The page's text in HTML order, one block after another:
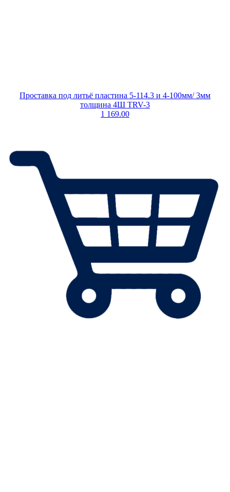
Проставка под литьё пластина 5-114.3 и 4-100мм/ 3мм
толщина 4Ш TRV-3
1 169.00